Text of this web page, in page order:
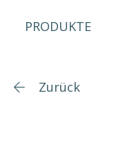
PRODUKTE
Zurück